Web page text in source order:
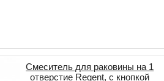
Смеситель для раковины на 1
отверстие Regent, с кнопкой